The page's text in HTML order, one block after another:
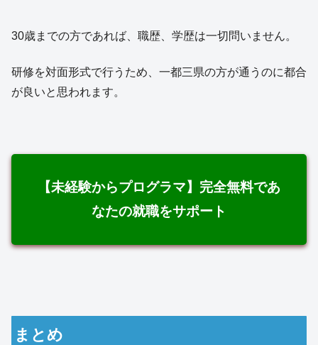
30歳までの方であれば、職歴、学歴は一切問いません。
研修を対面形式で行うため、一都三県の方が通うのに都合
が良いと思われます。
【未経験からプログラマ】完全無料であ
なたの就職をサポート
まとめ